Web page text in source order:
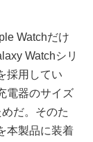
Watchだけ
Watchシリ
採用してい
電器のサイズ
だ。そのた
本製品に装着